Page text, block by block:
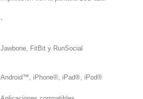
-
Jawbone, FitBit y RunSocial
Android™, iPhone®, iPad®, iPod®